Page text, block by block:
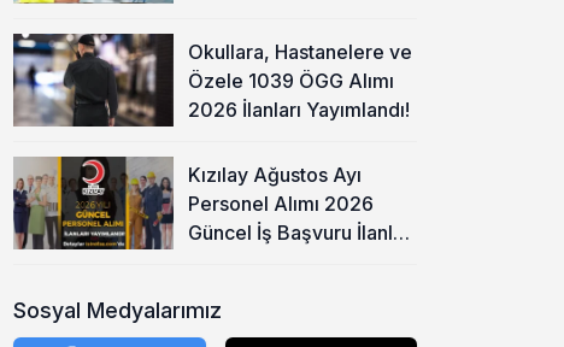
Okullara, Hastanelere ve
Özele 1039 ÖGG Alımı
2026 İlanları Yayımlandı!
Kızılay Ağustos Ayı
Personel Alımı 2026
Güncel İş Başvuru İlanları
Sosyal Medyalarımız